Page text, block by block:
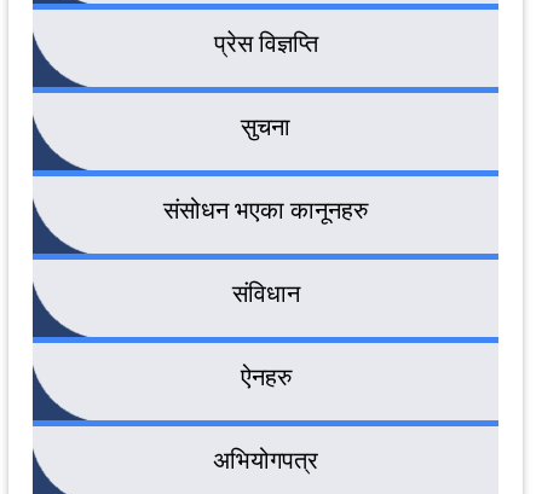
प्रेस विज्ञप्ति
सुचना
संसोधन भएका कानूनहरु
संविधान
ऐनहरु
अभियोगपत्र